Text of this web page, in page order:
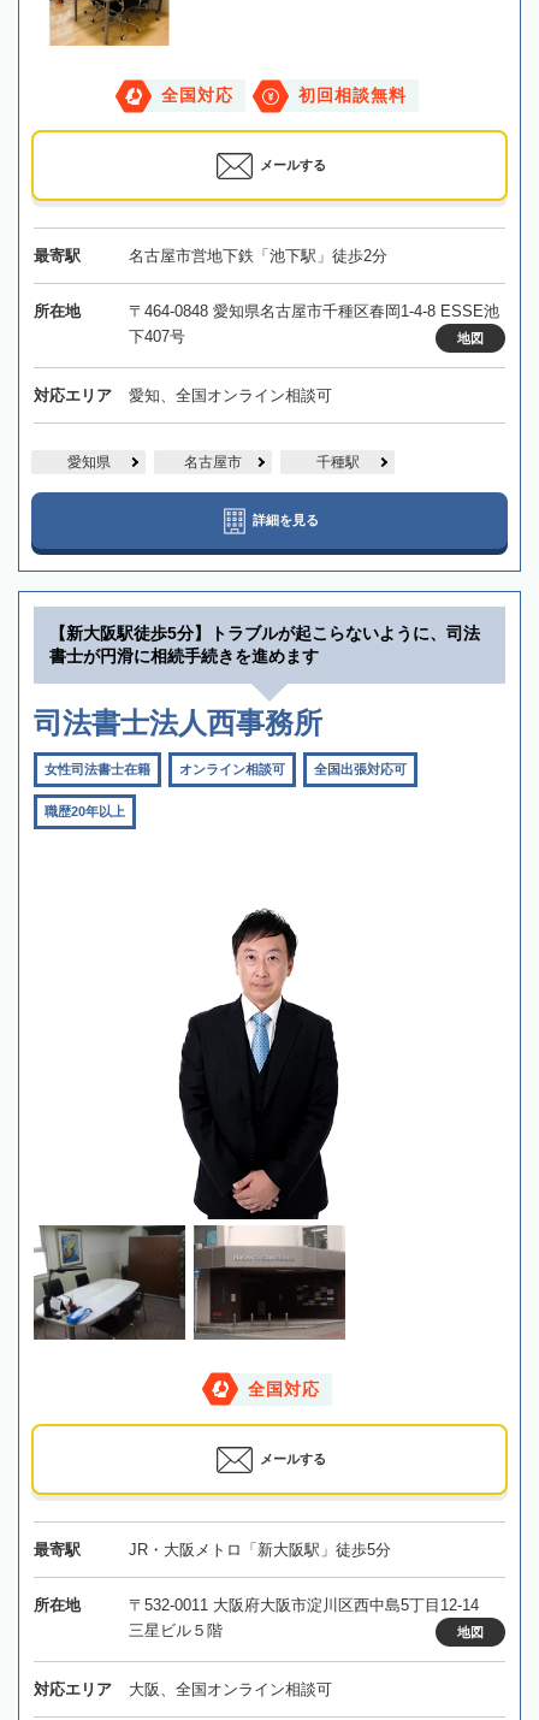
全国対応 初回相談無料
メールする
最寄駅 名古屋市営地下鉄「池下駅」徒歩2分
所在地
〒464-0848 愛知県名古屋市千種区春岡1-4-8 ESSE池
下407号
地図
対応エリア 愛知、全国オンライン相談可
愛知県 名古屋市 千種駅
詳細を見る
【新大阪駅徒歩5分】トラブルが起こらないように、司法
書士が円滑に相続手続きを進めます
司法書士法人西事務所
女性司法書士在籍 オンライン相談可 全国出張対応可
職歴20年以上
全国対応
メールする
最寄駅 JR・大阪メトロ「新大阪駅」徒歩5分
所在地
〒532-0011 大阪府大阪市淀川区西中島5丁目12-14
三星ビル５階
地図
対応エリア 大阪、全国オンライン相談可